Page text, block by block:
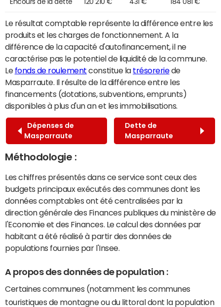
Le résultat comptable représente la différence entre les
produits et les charges de fonctionnement. A la
différence de la capacité d'autofinancement, il ne
caractérise pas le potentiel de liquidité de la commune.
Le fonds de roulement constitue la trésoreriede
Masparraute. Il résulte de la différence entre les
financements (dotations, subventions, emprunts)
disponibles à plus d'un an et les immobilisations.
Dépenses de
Masparraute
Dette de
Masparraute
Méthodologie :
Les chiffres présentés dans ce service sont ceux des
budgets principaux exécutés des communes dont les
données comptables ont été centralisées par la
direction générale des Finances publiques du ministère de
l'Economie et des Finances. Le calcul des données par
habitant a été réalisé à partir des données de
populations fournies par l'Insee.
A propos des données de population :
Certaines communes (notamment les communes
touristiques de montagne ou du littoral dont la population